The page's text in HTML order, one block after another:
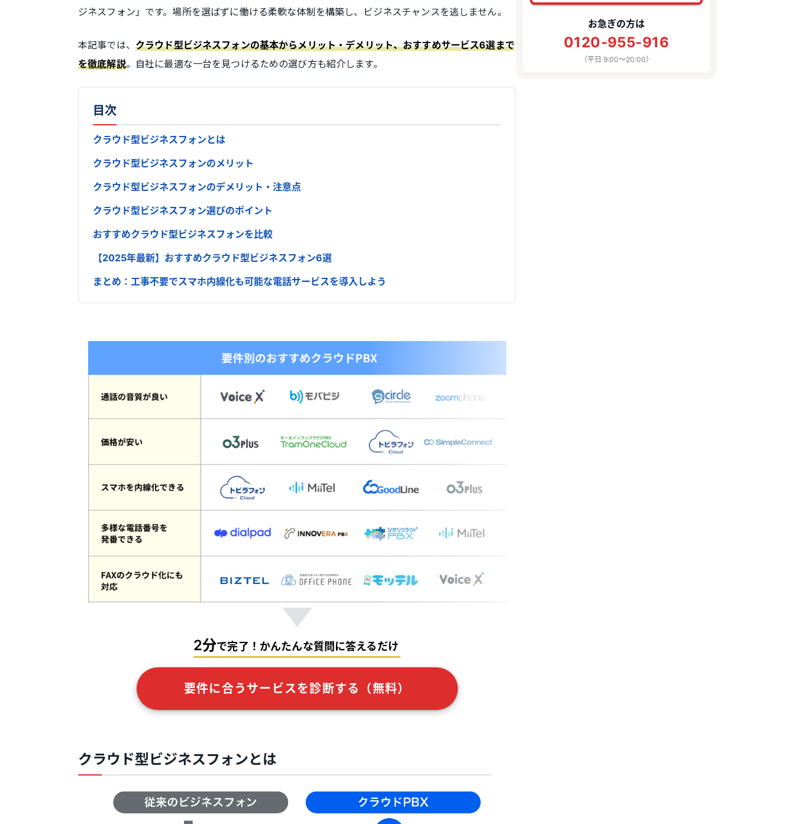
ジネスフォン」です。場所を選ばずに働ける柔軟な体制を構築し、ビジネスチャンスを逃しません。
本記事では、 クラウド型ビジネスフォンの基本からメリット・デメリット、おすすめサービス6選まで
を徹底解説。自社に最適な一台を見つけるための選び方も紹介します。
目次
クラウド型ビジネスフォンとは
クラウド型ビジネスフォンのメリット
クラウド型ビジネスフォンのデメリット・注意点
クラウド型ビジネスフォン選びのポイント
おすすめクラウド型ビジネスフォンを比較
【2025年最新】おすすめクラウド型ビジネスフォン6選
まとめ：工事不要でスマホ内線化も可能な電話サービスを導入しよう
2分で完了！かんたんな質問に答えるだけ
要件に合うサービスを診断する（無料）
クラウド型ビジネスフォンとは
お急ぎの方は
0120-955-916
（平日 9:00〜20:00）